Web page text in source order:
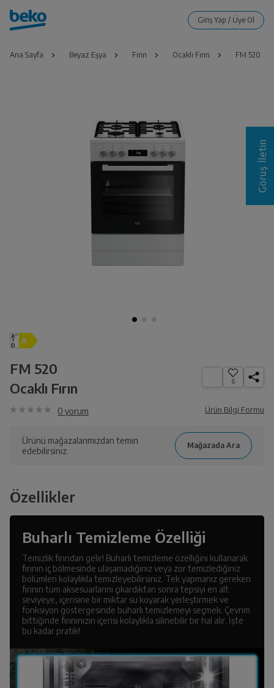
Ana Sayfa Beyaz Eşya Fırın Ocaklı Fırın FM 520
FM 520
Ocaklı Fırın
6
0 yorum Ürün Bilgi Formu
Ürünü mağazalarımızdan temin
edebilirsiniz.
Özellikler
Buharlı Temizleme Özelliği
Temizlik fırından gelir! Buharlı temizleme özelliğini kullanarak
fırının iç bölmesinde ulaşamadığınız veya zor temizlediğiniz
bölümleri kolaylıkla temizleyebilirsiniz. Tek yapmanız gereken
fırının tüm aksesuarlarını çıkardıktan sonra tepsiyi en alt
seviyeye, içerisine bir miktar su koyarak yerleştirmek ve
fonksiyon göstergesinde buharlı temizlemeyi seçmek. Çevrim
bittiğinde fırınınızın içerisi kolaylıkla silinebilir bir hal alır. İşte
bu kadar pratik!
Görüş İletin